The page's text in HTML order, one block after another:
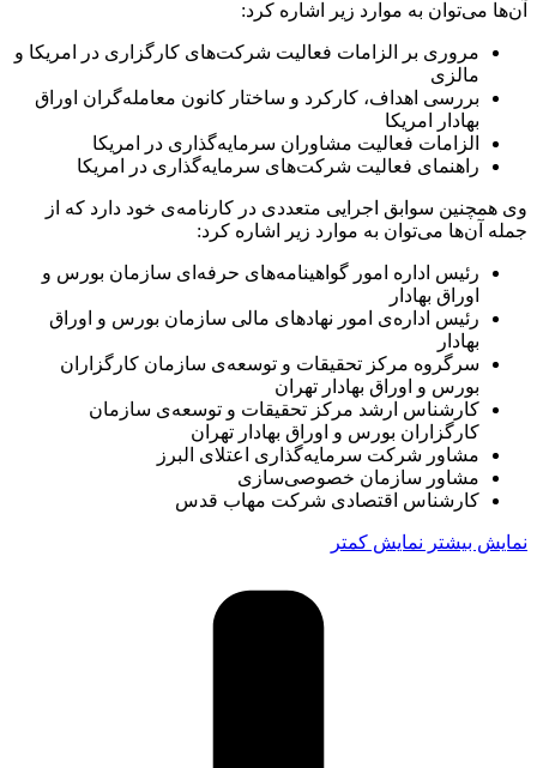
آن‌ها می‌توان به موارد زیر اشاره کرد‎:
مروری بر الزامات فعالیت شرکت‌های کارگزاری در امریکا و
مالزی
بررسی اهداف، کارکرد و ساختار کانون معامله‌گران اوراق
بهادار امریکا
الزامات فعالیت مشاوران سرمایه‌گذاری در امریکا
راهنمای فعالیت شرکت‌های سرمایه‌گذاری در امریکا
وی همچنین سوابق اجرایی متعددی در کارنامه‌ی خود دارد که از
جمله آن‌ها می‌توان به موارد زیر اشاره کرد:
رئیس اداره امور گواهینامه‌های حرفه‌ای سازمان بورس و
اوراق بهادار
رئیس اداره‌ی امور نهادهای مالی سازمان بورس و اوراق
بهادار
سرگروه مرکز تحقیقات و توسعه‌ی سازمان کارگزاران
بورس و اوراق بهادار تهران
کارشناس ارشد مرکز تحقیقات و توسعه‌ی سازمان
کارگزاران بورس و اوراق بهادار تهران
مشاور شرکت سرمایه‌گذاری اعتلای البرز
مشاور سازمان خصوصی‌سازی
کارشناس اقتصادی شرکت مهاب قدس
نمایش بیشتر نمایش کمتر